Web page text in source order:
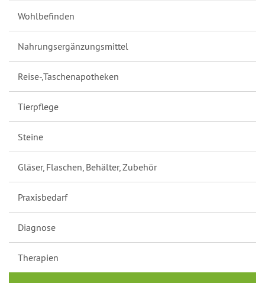
Wohlbefinden
Nahrungsergänzungsmittel
Reise-,Taschenapotheken
Tierpflege
Steine
Gläser, Flaschen, Behälter, Zubehör
Praxisbedarf
Diagnose
Therapien